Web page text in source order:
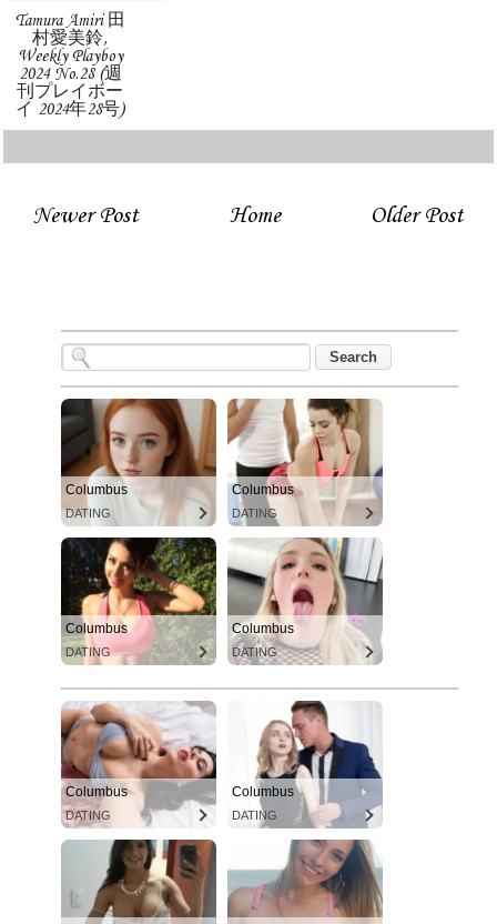
Tamura Amiri 田
村愛美鈴,
Weekly Playboy
2024 No.28 (週
刊プレイボー
イ 2024年28号)
Newer Post Older Post
Home
Columbus
DATING
Columbus
DATING
Columbus
DATING
Columbus
DATING
Columbus
DATING
Columbus
DATING